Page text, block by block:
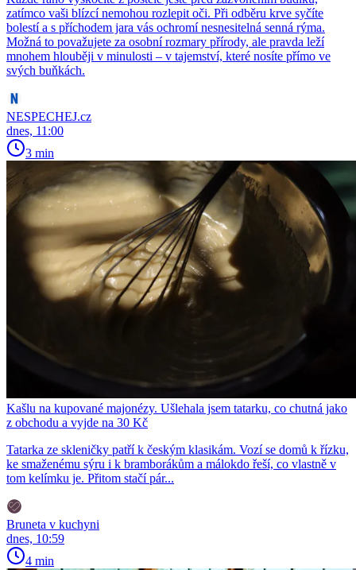
zatímco vaši blízcí nemohou rozlepit oči. Při odběru krve syčíte
bolestí a s příchodem jara vás ochromí nesnesitelná senná rýma.
Možná to považujete za osobní rozmary přírody, ale pravda leží
mnohem hlouběji v minulosti – v tajemství, které nosíte přímo ve
svých buňkách.
NESPECHEJ.cz
dnes, 11:00
3 min
Kašlu na kupované majonézy. Ušlehala jsem tatarku, co chutná jako
z obchodu a vyjde na 30 Kč
Tatarka ze skleničky patří k českým klasikám. Vozí se domů k řízku,
ke smaženému sýru i k bramborákům a málokdo řeší, co vlastně v
tom kelímku je. Přitom stačí pár...
Bruneta v kuchyni
dnes, 10:59
4 min